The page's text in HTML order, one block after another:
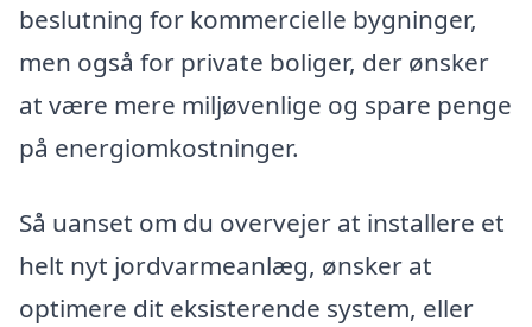
beslutning for kommercielle bygninger,
men også for private boliger, der ønsker
at være mere miljøvenlige og spare penge
på energiomkostninger.
Så uanset om du overvejer at installere et
helt nyt jordvarmeanlæg, ønsker at
optimere dit eksisterende system, eller